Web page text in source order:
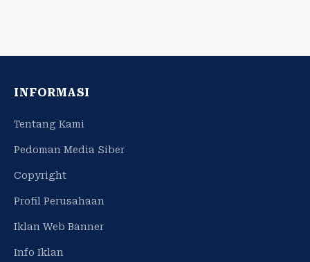
INFORMASI
Tentang Kami
Pedoman Media Siber
Copyright
Profil Perusahaan
Iklan Web Banner
Info Iklan